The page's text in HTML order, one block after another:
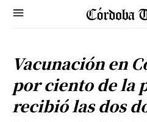
Vacunación en
por ciento de la
recibió las dos